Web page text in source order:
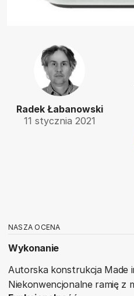
Radek Łabanowski
11 stycznia 2021
NASZA OCENA
Wykonanie
Autorska konstrukcja Made
Niekonwencjonalne ramię z